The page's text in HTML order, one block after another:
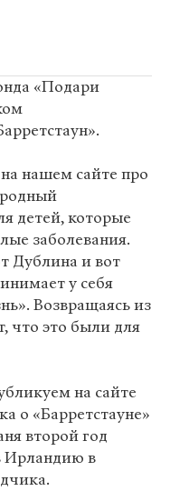
«Подари
нашем сайте про
детей, которые
заболевания.
Дублина и вот
у себя
Возвращаясь из
что это были для
на сайте
о «Барретстауне»
второй год
Ирландию в